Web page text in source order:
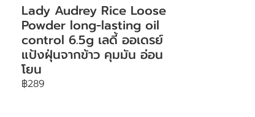
Lady Audrey Rice Loose
Powder long-lasting oil
control 6.5g เลดี้ ออเดรย์
แป้งฝุ่นจากข้าว คุมมัน อ่อน
โยน
฿289